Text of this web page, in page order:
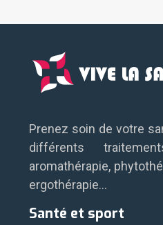
Prenez soin de votre
différents
aromathérapie,
ergothérapie…
Santé et sport